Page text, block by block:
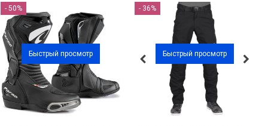
- 50%
Быстрый просмотр
- 36%
Быстрый просмотр